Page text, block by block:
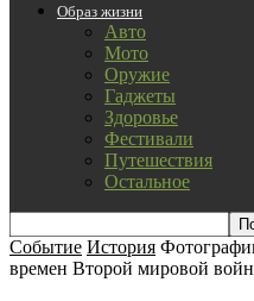
Образ жизни
Авто
Мото
Оружие
Гаджеты
Здоровье
Фестивали
Путешествия
Остальное
Событие История
времен Второй мировой